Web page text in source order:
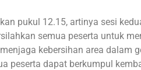
pukul 12.15, artinya sesi
semua peserta untuk
kebersihan area dalam
peserta dapat berkumpul